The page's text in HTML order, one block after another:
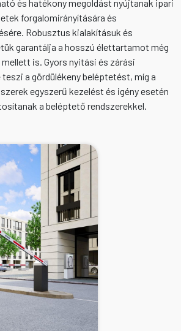
és hatékony megoldást nyújtanak ipari
forgalomirányítására és
Robusztus kialakításuk és
garantálja a hosszú élettartamot még
is. Gyors nyitási és zárási
a gördülékeny beléptetést, míg a
egyszerű kezelést és igény esetén
a beléptető rendszerekkel.